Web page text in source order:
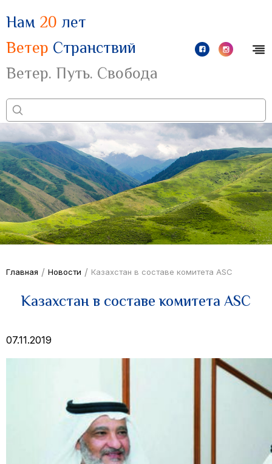
Нам 20 лет
Ветер Странствий
Ветер. Путь. Свобода
Главная / Новости / Казахстан в составе комитета ASC
Казахстан в составе комитета ASC
07.11.2019